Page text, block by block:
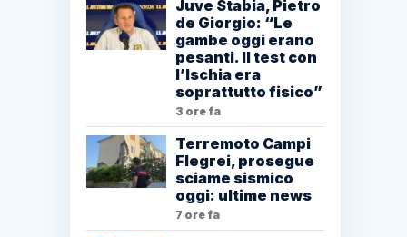
Juve Stabia, Pietro
de Giorgio: “Le
gambe oggi erano
pesanti. Il test con
l’Ischia era
soprattutto fisico”
3 ore fa
Terremoto Campi
Flegrei, prosegue
sciame sismico
oggi: ultime news
7 ore fa